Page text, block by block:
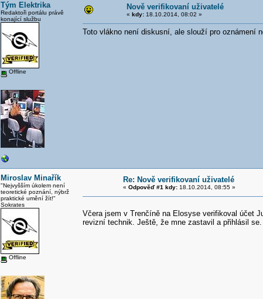
Tým Elektrika
Redaktoři portálu právě
konající službu
Offline
Nově verifikovaní uživatelé
« kdy:18.10.2014, 08:02 »
Toto vlákno není diskusní, ale slouží pro oznámení
Miroslav Minařík
"Nejvyšším úkolem není
teoretické poznání, nýbrž
praktické umění žít!"
Sokrates
Offline
Re: Nově verifikovaní uživatelé
« Odpověď #1 kdy:18.10.2014, 08:55 »
Včera jsem v Trenčíně na Elosyse verifikoval účet
revizní technik. Ještě, že mne zastavil a přihlásil